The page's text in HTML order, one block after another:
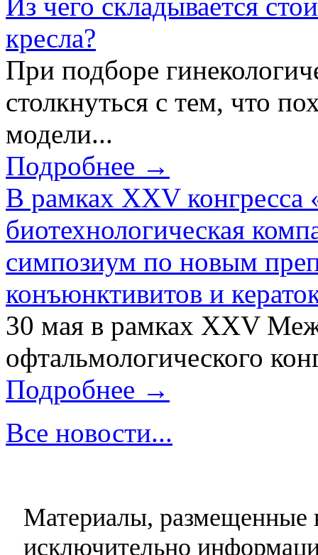
кресла?
При подборе
столкнуться с тем, что
модели...
Подробнее →
В рамках XXV конгресса
биотехнологическая
симпозиум по новым
конъюнктивитов и
30 мая в рамках XXV
офтальмологического
Подробнее →
Все новости...
Материалы, размещенные
исключительно